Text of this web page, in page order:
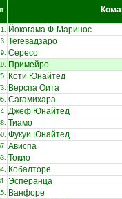
1. Йокогама Ф-Маринос
3. Тегевадзаро
9. Сересо
Примейро
Коти Юнайтед
Верспа Оита
Сагамихара
Джеф Юнайтед
Тиамо
Фукуи Юнайтед
Ависпа
Токио
Кобалторе
Эсперанца
Ванфоре